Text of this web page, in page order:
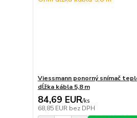
Viessmann ponorný snímač
dĺžka kábla 5,8 m
84,69 EUR/ks
68,85 EUR bez DPH